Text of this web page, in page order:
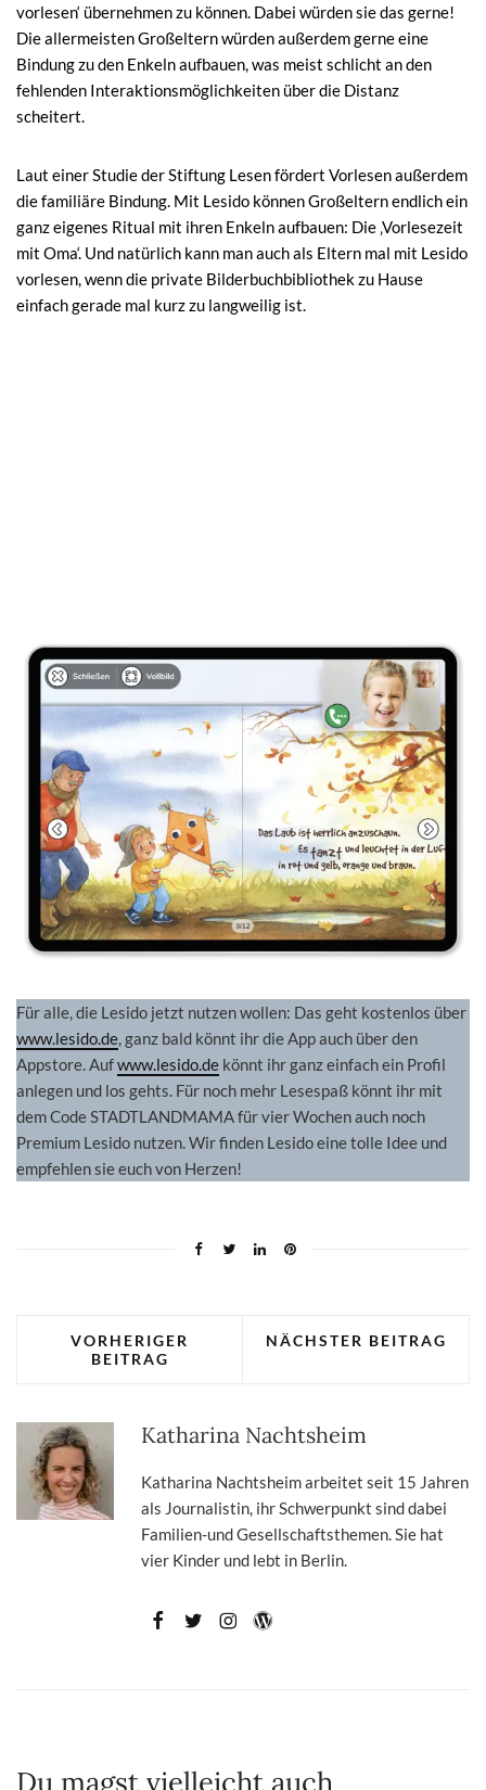
vorlesen‘ übernehmen zu können. Dabei würden sie das gerne!
Die allermeisten Großeltern würden außerdem gerne eine
Bindung zu den Enkeln aufbauen, was meist schlicht an den
fehlenden Interaktionsmöglichkeiten über die Distanz
scheitert.
Laut einer Studie der Stiftung Lesen fördert Vorlesen außerdem
die familiäre Bindung. Mit Lesido können Großeltern endlich ein
ganz eigenes Ritual mit ihren Enkeln aufbauen: Die ‚Vorlesezeit
mit Oma‘. Und natürlich kann man auch als Eltern mal mit Lesido
vorlesen, wenn die private Bilderbuchbibliothek zu Hause
einfach gerade mal kurz zu langweilig ist.
Für alle, die Lesido jetzt nutzen wollen: Das geht kostenlos über
www.lesido.de, ganz bald könnt ihr die App auch über den
Appstore. Aufwww.lesido.de könnt ihr ganz einfach ein Profil
anlegen und los gehts. Für noch mehr Lesespaß könnt ihr mit
dem Code STADTLANDMAMA für vier Wochen auch noch
Premium Lesido nutzen. Wir finden Lesido eine tolle Idee und
empfehlen sie euch von Herzen!
VORHERIGER
BEITRAG
NÄCHSTER BEITRAG
Katharina Nachtsheim
Katharina Nachtsheim arbeitet seit 15 Jahren
als Journalistin, ihr Schwerpunkt sind dabei
Familien-und Gesellschaftsthemen. Sie hat
vier Kinder und lebt in Berlin.
Du magst vielleicht auch